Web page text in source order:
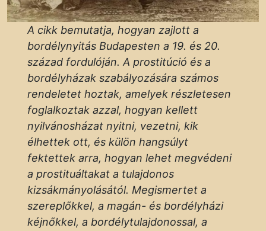
A cikk bemutatja, hogyan zajlott a
bordélynyitás Budapesten a 19. és 20.
század fordulóján. A prostitúció és a
bordélyházak szabályozására számos
rendeletet hoztak, amelyek részletesen
foglalkoztak azzal, hogyan kellett
nyilvánosházat nyitni, vezetni, kik
élhettek ott, és külön hangsúlyt
fektettek arra, hogyan lehet megvédeni
a prostituáltakat a tulajdonos
kizsákmányolásától. Megismertet a
szereplőkkel, a magán- és bordélyházi
kéjnőkkel, a bordélytulajdonossal, a